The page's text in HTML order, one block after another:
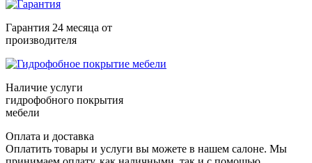
Гарантия 24 месяца от
производителя
Наличие услуги
гидрофобного покрытия
мебели
Оплата и доставка
Оплатить товары и услуги вы можете в нашем салоне. Мы